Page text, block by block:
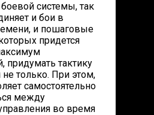
боевой системы, так
и бои в
и пошаговые
придется
придумать тактику
только. При этом,
самостоятельно
между
во время